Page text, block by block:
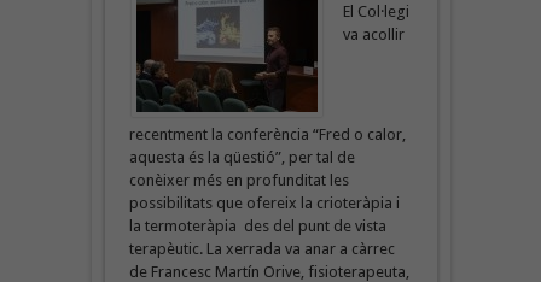
El Col·legi
va acollir
recentment la conferència “Fred o calor,
aquesta és la qüestió”, per tal de
conèixer més en profunditat les
possibilitats que ofereix la crioteràpia i
la termoteràpia des del punt de vista
terapèutic. La xerrada va anar a càrrec
de Francesc Martín Orive, fisioterapeuta,